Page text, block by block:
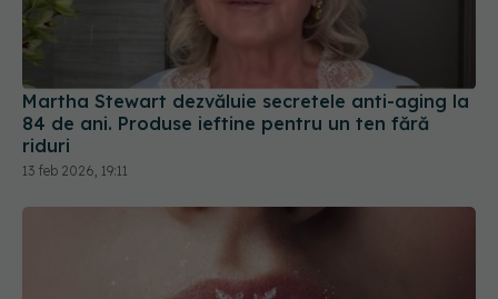
Martha Stewart dezvăluie secretele anti-aging la
84 de ani. Produse ieftine pentru un ten fără
riduri
13 feb 2026, 19:11